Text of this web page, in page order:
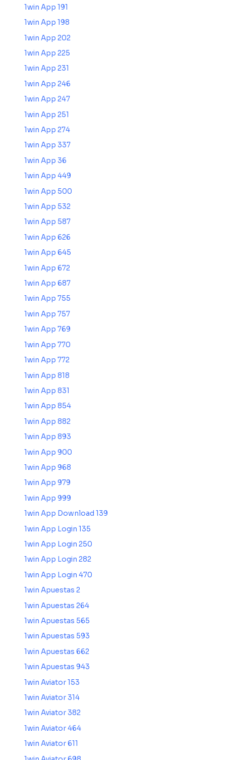
1win App 191
1win App 198
1win App 202
1win App 225
1win App 231
1win App 246
1win App 247
1win App 251
1win App 274
1win App 337
1win App 36
1win App 449
1win App 500
1win App 532
1win App 587
1win App 626
1win App 645
1win App 672
1win App 687
1win App 755
1win App 757
1win App 769
1win App 770
1win App 772
1win App 818
1win App 831
1win App 854
1win App 882
1win App 893
1win App 900
1win App 968
1win App 979
1win App 999
1win App Download 139
1win App Login 135
1win App Login 250
1win App Login 282
1win App Login 470
1win Apuestas 2
1win Apuestas 264
1win Apuestas 565
1win Apuestas 593
1win Apuestas 662
1win Apuestas 943
1win Aviator 153
1win Aviator 314
1win Aviator 382
1win Aviator 464
1win Aviator 611